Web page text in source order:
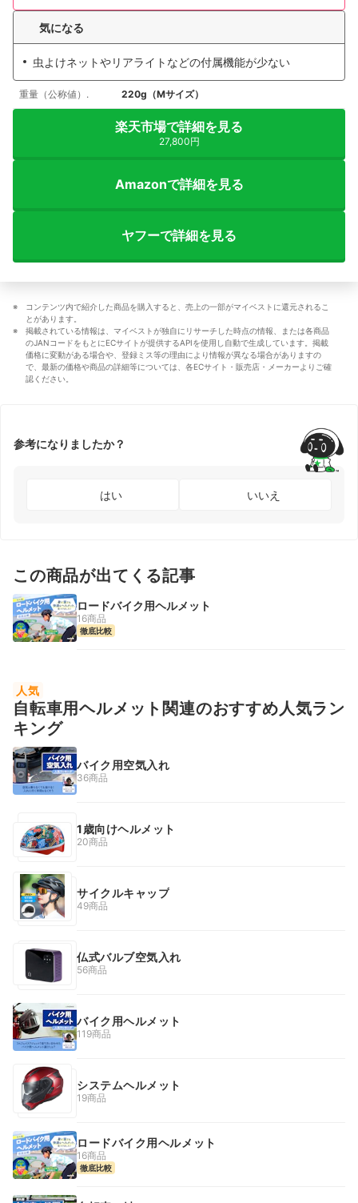
気になる
虫よけネットやリアライトなどの付属機能が少ない
重量（公称値）. 220g（Mサイズ）
楽天市場で詳細を見る
27,800円
Amazonで詳細を見る
ヤフーで詳細を見る
コンテンツ内で紹介した商品を購入すると、売上の一部がマイベストに還元されるこ
とがあります。
掲載されている情報は、マイベストが独自にリサーチした時点の情報、または各商品
のJANコードをもとにECサイトが提供するAPIを使用し自動で生成しています。掲載
価格に変動がある場合や、登録ミス等の理由により情報が異なる場合がありますの
で、最新の価格や商品の詳細等については、各ECサイト・販売店・メーカーよりご確
認ください。
参考になりましたか？
はい いいえ
この商品が出てくる記事
ロードバイク用ヘルメット
16商品
徹底比較
人気
自転車用ヘルメット関連のおすすめ人気ラン
キング
バイク用空気入れ
36商品
1歳向けヘルメット
20商品
サイクルキャップ
49商品
仏式バルブ空気入れ
56商品
バイク用ヘルメット
119商品
システムヘルメット
19商品
ロードバイク用ヘルメット
16商品
徹底比較